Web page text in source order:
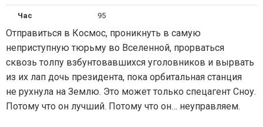
Час 95
Отправиться в Космос, проникнуть в самую
неприступную тюрьму во Вселенной, прорваться
сквозь толпу взбунтовавшихся уголовников и вырвать
из их лап дочь президента, пока орбитальная станция
не рухнула на Землю. Это может только спецагент Сноу.
Потому что он лучший. Потому что он… неуправляем.